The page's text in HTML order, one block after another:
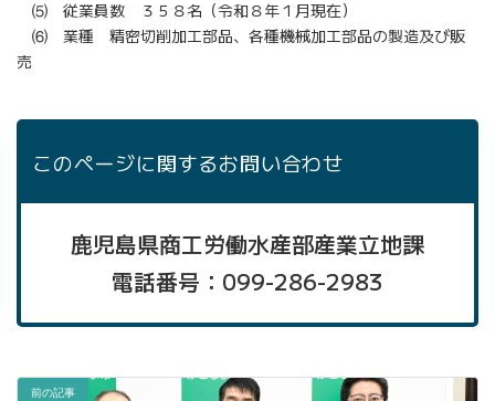
⑸ 従業員数 ３５８名（令和８年１月現在）
⑹ 業種 精密切削加工部品、各種機械加工部品の製造及び販
売
このページに関するお問い合わせ
鹿児島県商工労働水産部産業立地課
電話番号：099-286-2983
前の記事